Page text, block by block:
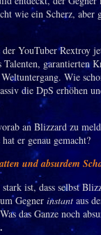
wie ein Scherz, aber
YouTuber Rextroy
garantierten
Wie
die DpS erhöhen
an Blizzard zu
er genau gemacht?
und absurdem
ist, dass selbst
Gegner instantaus
das Ganze noch